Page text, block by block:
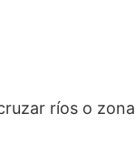
ríos o